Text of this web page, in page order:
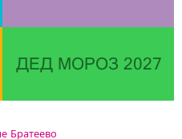
ДЕД МОРОЗ 2027
Братеево